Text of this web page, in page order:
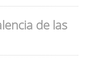
de las